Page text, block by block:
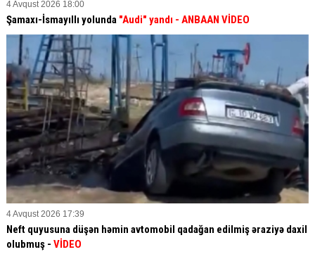
4 Avqust 2026 18:00
Şamaxı-İsmayıllı yolunda "Audi" yandı - ANBAAN VİDEO
4 Avqust 2026 17:39
Neft quyusuna düşən həmin avtomobil qadağan edilmiş əraziyə daxil
olubmuş - VİDEO